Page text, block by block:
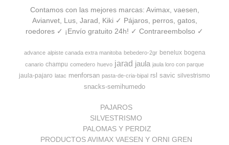
Contamos con las mejores marcas: Avimax, vaesen,
Avianvet, Lus, Jarad, Kiki ✓ Pájaros, perros, gatos,
roedores ✓ ¡Envío gratuito 24h! ✓ Contrareembolso ✓
advance alpiste canada extra manitoba bebedero-2gr benelux bogena
canario champu comedero huevo jarad jaula jaula loro con parque
jaula-pajaro latac menforsan pasta-de-cria-bipal rsl savic silvestrismo
snacks-semihumedo
PAJAROS
SILVESTRISMO
PALOMAS Y PERDIZ
PRODUCTOS AVIMAX VAESEN Y ORNI GREN